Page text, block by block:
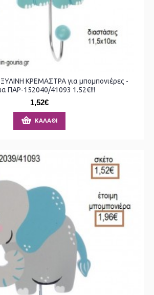
ΚΡΕΜΑΣΤΡΑ για μπομπονιέρες -
ΠΑΡ-152040/41093 1.52€!!!
1,52€
ΚΑΛΆΘΙ